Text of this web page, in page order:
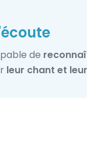
de
leur chant et